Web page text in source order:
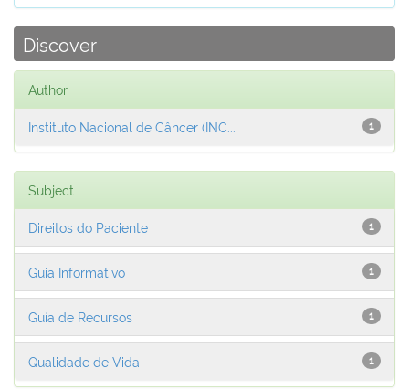
Discover
Author
1
Instituto Nacional de Câncer (INC...
Subject
1
Direitos do Paciente
1
Guia Informativo
1
Guía de Recursos
1
Qualidade de Vida